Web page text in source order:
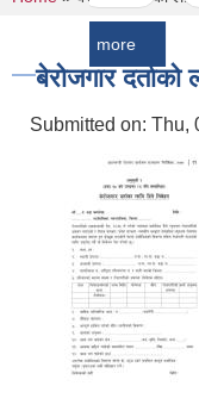
बेरोजगार दर्ताको
Submitted on: Thu,